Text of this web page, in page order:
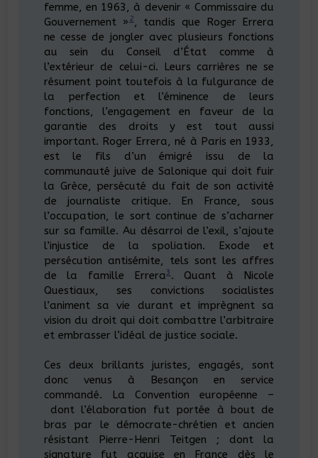
femme, en 1963, à devenir « Commissaire du
Gouvernement »2, tandis que Roger Errera
ne cesse de jongler avec plusieurs fonctions
au sein du Conseil d’État comme à
l’extérieur de celui-ci. Leurs carrières ne se
résument point toutefois à la fulgurance de
la perfection et l’éminence de leurs
fonctions, l’engagement en faveur de la
garantie des droits y est tout aussi
important. Roger Errera, né à Paris en 1933,
est le fils d’un émigré issu de la
communauté juive de Salonique qui doit fuir
la Grèce, persécuté du fait de son activité
de journaliste critique. En France, sous
l’occupation, le sort continue de s’acharner
sur sa famille. Au désarroi de l’exil, s’ajoute
l’injustice de la spoliation. Exode et
persécution antisémite, tels sont les affres
de la famille Errera3 . Quant à Nicole
Questiaux, ses convictions socialistes
l’animent sa vie durant et imprègnent sa
vision du droit qui doit combattre l’arbitraire
et embrasser l’idéal de justice sociale.
Ces deux brillants juristes, engagés, sont
donc venus à Besançon en service
commandé. La Convention européenne –
dont l’élaboration fut portée à bout de
bras par le démocrate-chrétien et ancien
résistant Pierre-Henri Teitgen ; dont la
signature fut acquise en France dès le